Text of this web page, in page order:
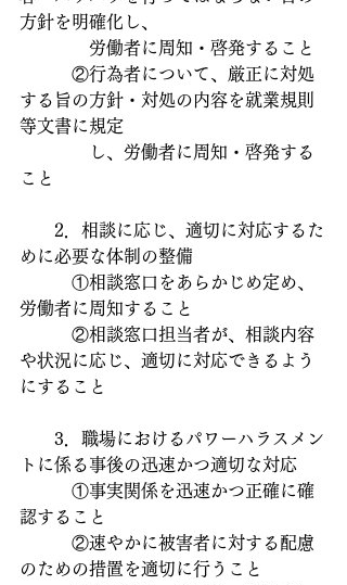
方針を明確化し、
労働者に周知・啓発すること
②行為者について、厳正に対処
する旨の方針・対処の内容を就業規則
等文書に規定
し、労働者に周知・啓発する
こと
2．相談に応じ、適切に対応するた
めに必要な体制の整備
①相談窓口をあらかじめ定め、
労働者に周知すること
②相談窓口担当者が、相談内容
や状況に応じ、適切に対応できるよう
にすること
3．職場におけるパワーハラスメン
トに係る事後の迅速かつ適切な対応
①事実関係を迅速かつ正確に確
認すること
②速やかに被害者に対する配慮
のための措置を適切に行うこと